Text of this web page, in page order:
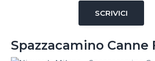
SCRIVICI
Spazzacamino Canne